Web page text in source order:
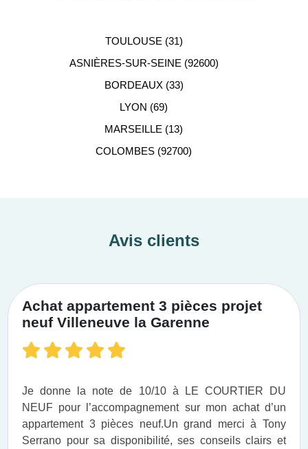
TOULOUSE (31)
ASNIÈRES-SUR-SEINE (92600)
BORDEAUX (33)
LYON (69)
MARSEILLE (13)
COLOMBES (92700)
Avis clients
Achat appartement 3 pièces projet
neuf Villeneuve la Garenne
Je donne la note de 10/10 à LE COURTIER DU
NEUF pour l’accompagnement sur mon achat d’un
appartement 3 pièces neuf.​ Un grand merci à Tony
Serrano pour sa disponibilité, ses conseils clairs et